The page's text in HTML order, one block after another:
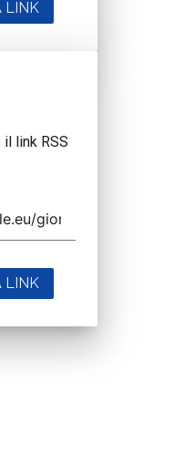
LINK
link RSS
LINK